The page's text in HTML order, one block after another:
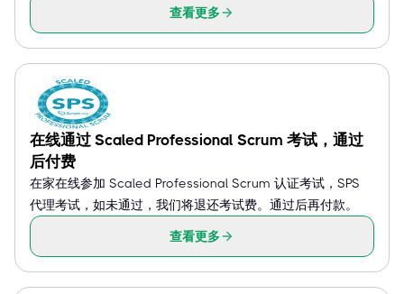
查看更多
在线通过 Scaled Professional Scrum 考试，通过
后付费
在家在线参加 Scaled Professional Scrum 认证考试，SPS
代理考试，如未通过，我们将退还考试费。通过后再付款。
查看更多